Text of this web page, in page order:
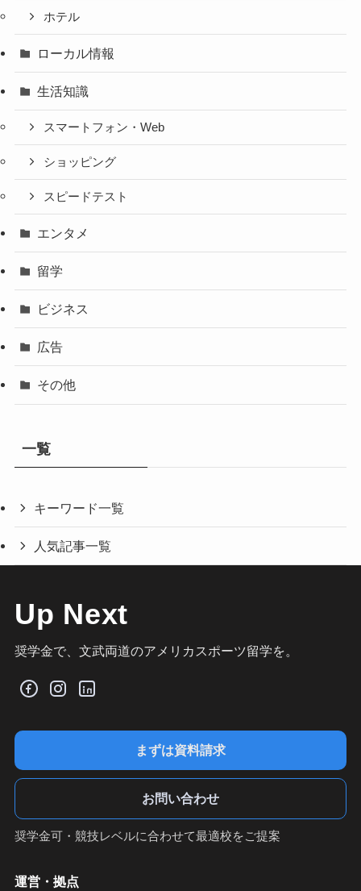
ホテル
ローカル情報
生活知識
スマートフォン・Web
ショッピング
スピードテスト
エンタメ
留学
ビジネス
広告
その他
一覧
キーワード一覧
人気記事一覧
Up Next
奨学金で、文武両道のアメリカスポーツ留学を。
まずは資料請求
お問い合わせ
奨学金可・競技レベルに合わせて最適校をご提案
運営・拠点